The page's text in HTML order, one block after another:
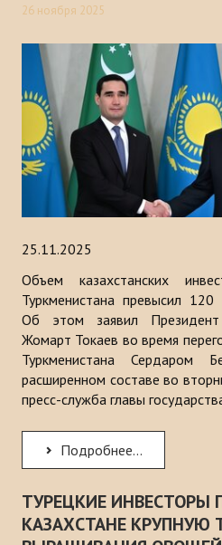
Анализ Центра Стратегического
ПРОЕКТЫ
КОНТАКТЫ
26 ноября 2025
25.11.2025
Объем казахстанских
Туркменистана превысил
Об этом заявил
Жомарт Токаев во время
Туркменистана Сердаром
расширенном составе во
пресс-служба главы
Подробнее...
ТУРЕЦКИЕ ИНВЕСТОРЫ
КАЗАХСТАНЕ КРУПНУЮ